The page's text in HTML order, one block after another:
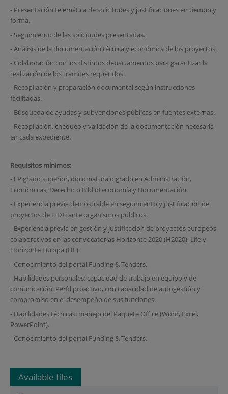
- Presentación telemática de solicitudes y justificaciones en tiempo y
forma.
- Seguimiento de las solicitudes presentadas.
- Análisis de la documentación técnica y económica de los proyectos.
- Colaboración con los distintos departamentos para garantizar la
realización de los tramites requeridos.
- Recopilación y preparación documental según instrucciones
facilitadas.
- Búsqueda de ayudas y subvenciones públicas en fuentes externas.
- Recopilación, chequeo y validación de la documentación necesaria
en cada expediente.
Requisitos mínimos:
- FP grado superior, diplomatura o grado en Administración,
Económicas, Derecho o Biblioteconomía y Documentación.
- Experiencia previa demostrable en seguimiento y justificación de
proyectos de I+D+i ante organismos públicos.
- Experiencia previa en gestión y justificación de proyectos europeos
colaborativos en las convocatorias Horizonte 2020 (H2020), Life y
Horizonte Europa (HE).
- Conocimiento del portal Funding & Tenders.
- Habilidades personales: capacidad de trabajo en equipo y de
comunicación. Perfil proactivo, con capacidad de autogestión y
compromiso en el desempeño de sus funciones.
- Habilidades técnicas: manejo del Paquete Office (Word, Excel,
PowerPoint).
- Conocimiento del portal Funding & Tenders.
Available files